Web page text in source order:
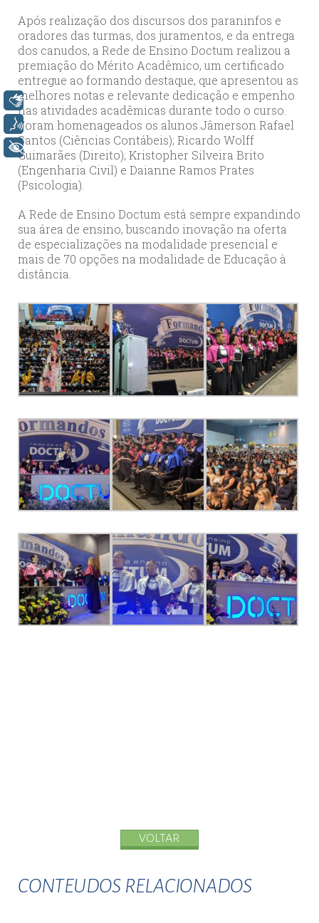
Após realização dos discursos dos paraninfos e
oradores das turmas, dos juramentos, e da entrega
dos canudos, a Rede de Ensino Doctum realizou a
premiação do Mérito Acadêmico, um certificado
entregue ao formando destaque, que apresentou as
melhores notas e relevante dedicação e empenho
nas atividades acadêmicas durante todo o curso.
Foram homenageados os alunos Jâmerson Rafael
Santos (Ciências Contábeis); Ricardo Wolff
Guimarães (Direito); Kristopher Silveira Brito
(Engenharia Civil) e Daianne Ramos Prates
(Psicologia).
A Rede de Ensino Doctum está sempre expandindo
sua área de ensino, buscando inovação na oferta
de especializações na modalidade presencial e
mais de 70 opções na modalidade de Educação à
distância.
VOLTAR
CONTEUDOS RELACIONADOS
Libras
Voz
+ Acessibilidade